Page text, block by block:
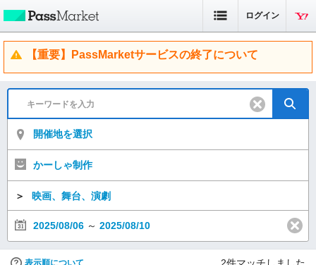
ログイン
【重要】PassMarketサービスの終了について
開催地を選択
かーしゃ制作
＞ 映画、舞台、演劇
2025/08/06 ～ 2025/08/10
表示順について